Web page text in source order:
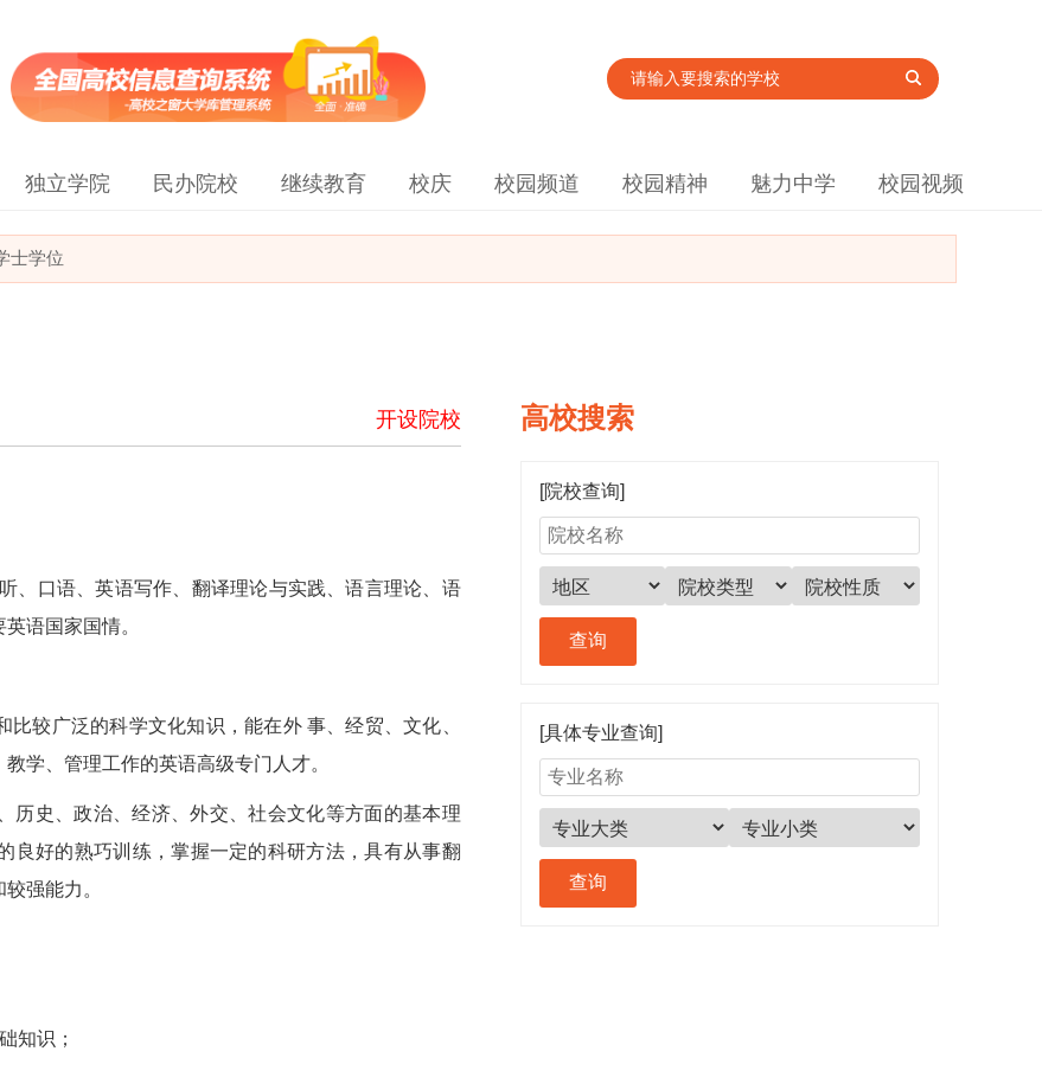
独立学院 民办院校 继续教育 校庆 校园频道 校园精神 魅力中学 校园视频
士学位
开设院校
、口语、英语写作、翻译理论与实践、语言理论、语
语国家国情。
较广泛的科学文化知识，能在外 事、经贸、文化、
学、管理工作的英语高级专门人才。
历史、政治、经济、外交、社会文化等方面的基本理
良好的熟巧训练，掌握一定的科研方法，具有从事翻
强能力。
知识；
高校搜索
[院校查询]
[具体专业查询]